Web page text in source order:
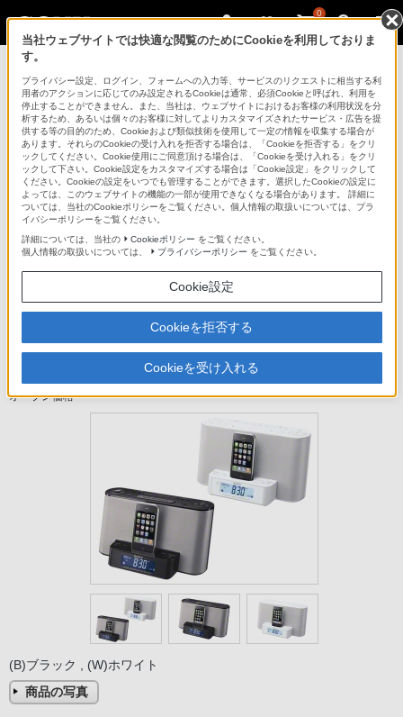
0
SRS-GCS10IP
デスクトップやベッドサイドに置けるコンパクトデザイン。ラジオ
も楽しめる高音質スピーカー
iPod/iPhone用 ドックスピーカー
SRS-GCS10IP
オープン価格
(B)ブラック , (W)ホワイト
商品の写真
当社ウェブサイトでは快適な閲覧のためにCookieを利用しておりま
す。
プライバシー設定、ログイン、フォームへの入力等、サービスのリクエストに相当する利
用者のアクションに応じてのみ設定されるCookieは通常、必須Cookieと呼ばれ、利用を
停止することができません。また、当社は、ウェブサイトにおけるお客様の利用状況を分
析するため、あるいは個々のお客様に対してよりカスタマイズされたサービス・広告を提
供する等の目的のため、Cookieおよび類似技術を使用して一定の情報を収集する場合が
あります。それらのCookieの受け入れを拒否する場合は、「Cookieを拒否する」をクリ
ックしてください。Cookie使用にご同意頂ける場合は、「Cookieを受け入れる」をクリ
ックして下さい。Cookie設定をカスタマイズする場合は「Cookie設定」をクリックして
ください。Cookieの設定をいつでも管理することができます。選択したCookieの設定に
よっては、このウェブサイトの機能の一部が使用できなくなる場合があります。 詳細に
ついては、当社のCookieポリシーをご覧ください。個人情報の取扱いについては、プラ
イバシーポリシーをご覧ください。
詳細については、当社の
Cookieポリシー をご覧ください。
個人情報の取扱いについては、
プライバシーポリシー をご覧ください。
Cookie設定
Cookieを拒否する
Cookieを受け入れる